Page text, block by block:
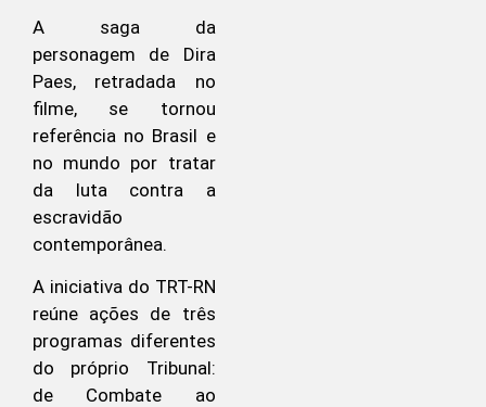
A saga da
personagem de Dira
Paes, retradada no
filme, se tornou
referência no Brasil e
no mundo por tratar
da luta contra a
escravidão
contemporânea.
A iniciativa do TRT-RN
reúne ações de três
programas diferentes
do próprio Tribunal:
de Combate ao